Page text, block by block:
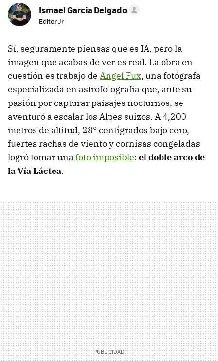
Ismael Garcia Delgado
Editor Jr
Sí, seguramente piensas que es IA, pero la
imagen que acabas de ver es real. La obra en
cuestión es trabajo de Angel Fux, una fotógrafa
especializada en astrofotografía que, ante su
pasión por capturar paisajes nocturnos, se
aventuró a escalar los Alpes suizos. A 4,200
metros de altitud, 28° centígrados bajo cero,
fuertes rachas de viento y cornisas congeladas
logró tomar una foto imposible: el doble arco de
la Vía Láctea.